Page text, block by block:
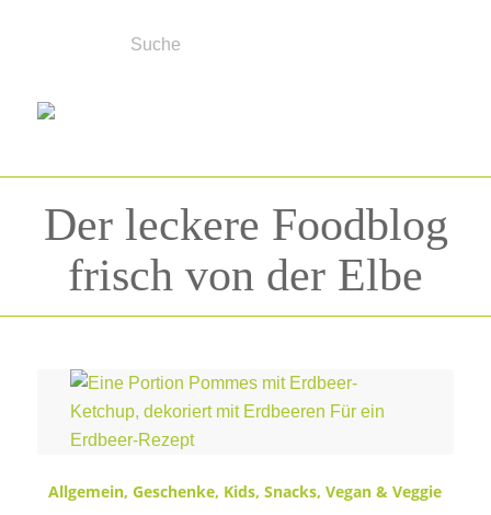
Der leckere Foodblog
frisch von der Elbe
Schlagwortarchiv für:Erdbeeren
Allgemein,Geschenke, Kids,Snacks,Vegan & Veggie